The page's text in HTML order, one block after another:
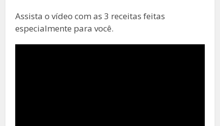
Assista o vídeo com as 3 receitas feitas
especialmente para você.